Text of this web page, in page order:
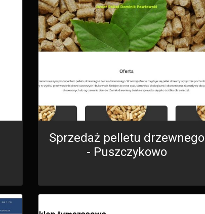
Sprzedaż pelletu drzewnego
- Puszczykowo